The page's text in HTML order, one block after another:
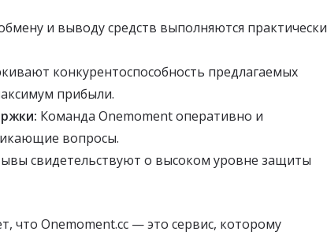
и выводу средств выполняются практически
конкурентоспособность предлагаемых
прибыли.
Команда Onemoment оперативно и
вопросы.
свидетельствуют о высоком уровне защиты
что Onemoment.cc — это сервис, которому